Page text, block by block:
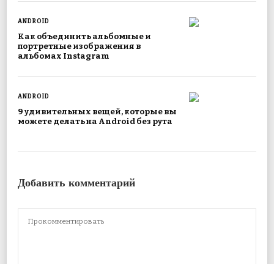
ANDROID
Как объединить альбомные и
портретные изображения в
альбомах Instagram
ANDROID
9 удивительных вещей, которые вы
можете делать на Android без рута
Добавить комментарий